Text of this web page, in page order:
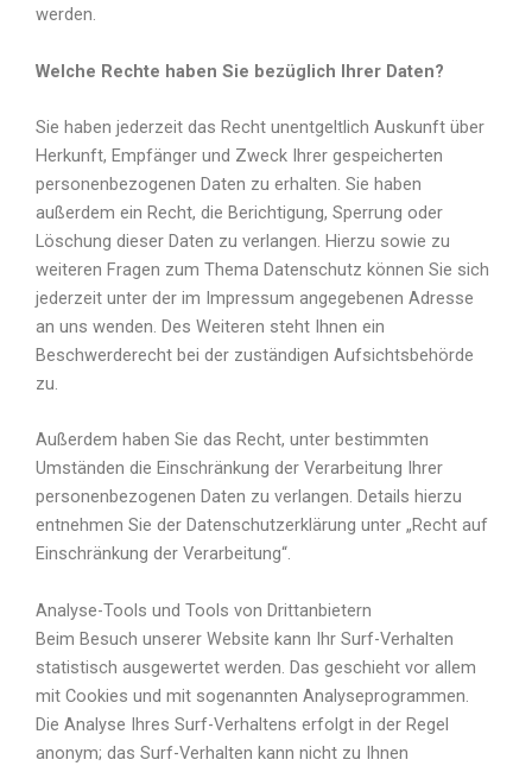
werden.
Welche Rechte haben Sie bezüglich Ihrer Daten?
Sie haben jederzeit das Recht unentgeltlich Auskunft über
Herkunft, Empfänger und Zweck Ihrer gespeicherten
personenbezogenen Daten zu erhalten. Sie haben
außerdem ein Recht, die Berichtigung, Sperrung oder
Löschung dieser Daten zu verlangen. Hierzu sowie zu
weiteren Fragen zum Thema Datenschutz können Sie sich
jederzeit unter der im Impressum angegebenen Adresse
an uns wenden. Des Weiteren steht Ihnen ein
Beschwerderecht bei der zuständigen Aufsichtsbehörde
zu.
Außerdem haben Sie das Recht, unter bestimmten
Umständen die Einschränkung der Verarbeitung Ihrer
personenbezogenen Daten zu verlangen. Details hierzu
entnehmen Sie der Datenschutzerklärung unter „Recht auf
Einschränkung der Verarbeitung“.
Analyse-Tools und Tools von Drittanbietern
Beim Besuch unserer Website kann Ihr Surf-Verhalten
statistisch ausgewertet werden. Das geschieht vor allem
mit Cookies und mit sogenannten Analyseprogrammen.
Die Analyse Ihres Surf-Verhaltens erfolgt in der Regel
anonym; das Surf-Verhalten kann nicht zu Ihnen